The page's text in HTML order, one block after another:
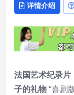
详情介绍
法国艺术纪录
子的礼物“喜剧